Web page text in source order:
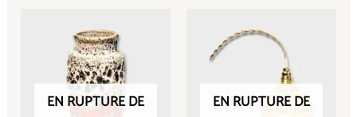
EN RUPTURE DE
EN RUPTURE DE